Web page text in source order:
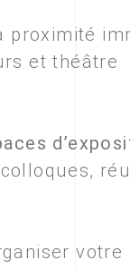
proximité
et théâtre
votre